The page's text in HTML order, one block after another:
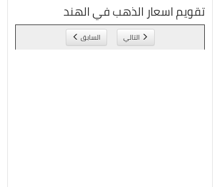
تقويم اسعار الذهب في الهند
التالي السابق